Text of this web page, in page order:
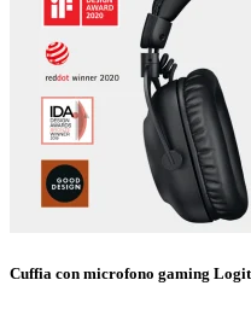
Cuffia con microfono gaming